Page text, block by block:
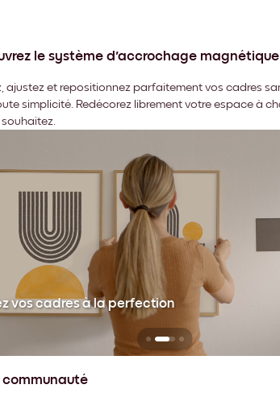
le système d'accrochage magnétique
ajustez et repositionnez parfaitement vos cadres
simplicité. Redécorez librement votre espace à
souhaitez.
vos cadres à la perfection
communauté